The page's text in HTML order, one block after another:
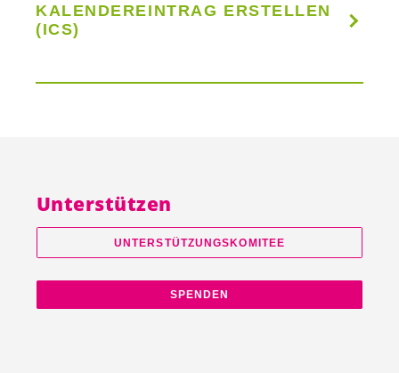
KALENDEREINTRAG ERSTELLEN
(ICS)
Unterstützen
UNTERSTÜTZUNGSKOMITEE
SPENDEN